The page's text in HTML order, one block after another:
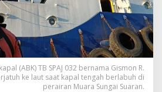
(ABK) TB SPAJ 032 bernama Gismon R.
ke laut saat kapal tengah berlabuh di
perairan Muara Sungai Suaran.